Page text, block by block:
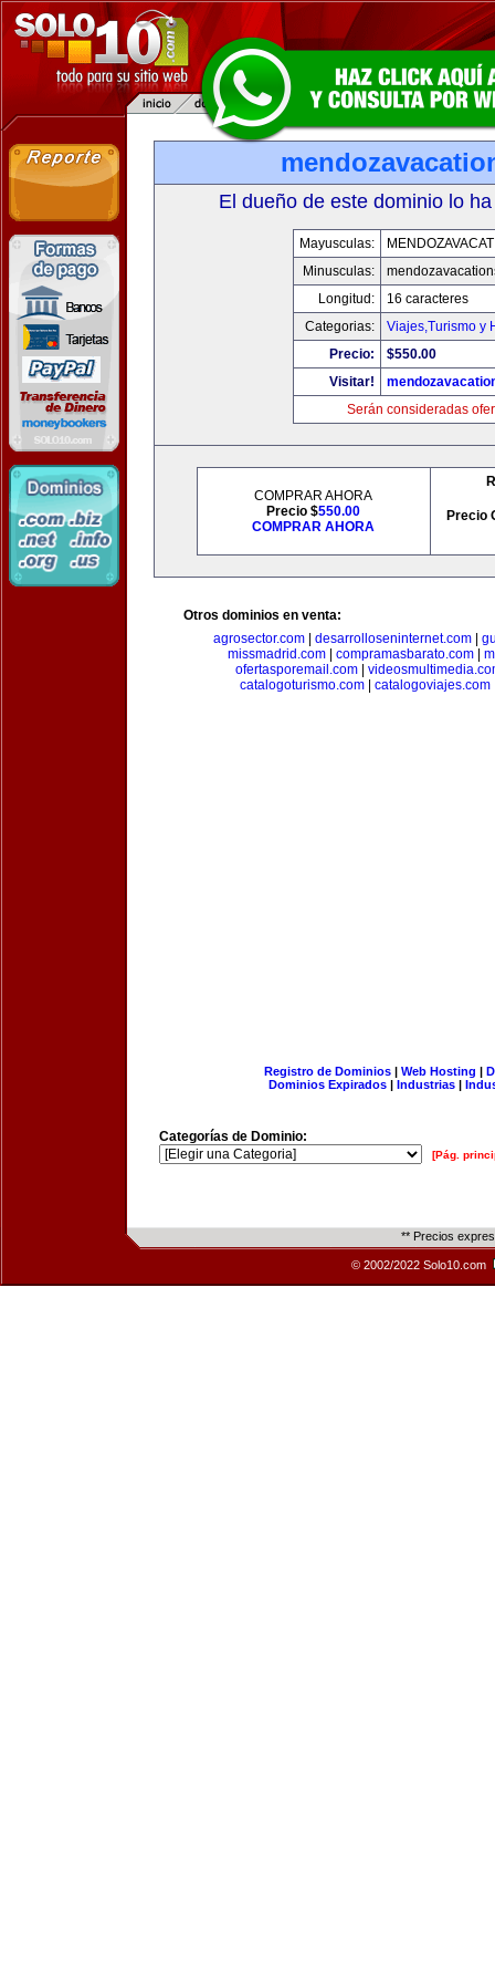
El dueño de este dominio lo
Mayusculas:
Minusculas:
Longitud:
16 caracteres
Categorias:
Viajes,Turismo y
Precio:
$550.00
Visitar!
Serán consideradas
COMPRAR AHORA
Precio $550.00
COMPRAR AHORA
Precio
Otros dominios en venta:
agrosector.com
desarrolloseninternet.com
missmadrid.com| compramasbarato.com|
ofertasporemail.com
catalogoturismo.com
catalogoviajes.com
Registro de Dominios| Web Hosting |
Dominios Expirados | Industrias |
Categorías de Dominio:
[Pág.
** Precios
© 2002/2022 Solo10.com